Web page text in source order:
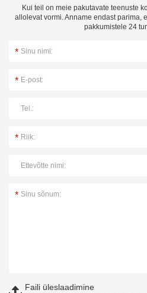
Kui teil on meie pakutavate teenuste
allolevat vormi. Anname endast parima,
pakkumistele 24
Faili üleslaadimine